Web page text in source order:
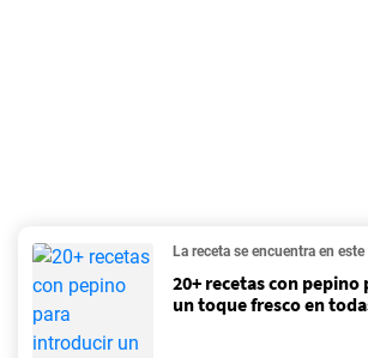
La receta se encuentra en
20+ recetas con
un toque fresco en